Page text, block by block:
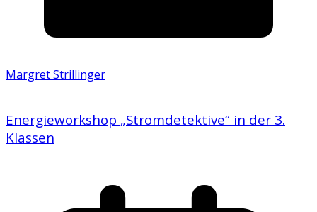
Margret Strillinger
Energieworkshop „Stromdetektive“ in der 3.
Klassen